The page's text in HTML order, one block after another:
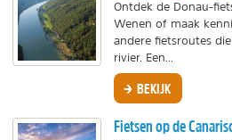
Ontdek de Donau-
Wenen of maak
andere fietsroutes
rivier. Een...
BEKIJK
Fietsen op de